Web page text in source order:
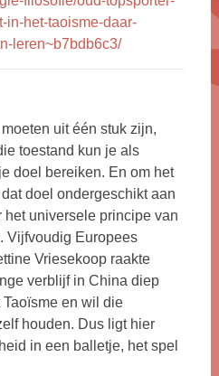
in-het-taoisme-daar-
leren~b7bdb6c3/
uit één stuk zijn,
toestand kun je als
doel bereiken. En om het
doel ondergeschikt aan
universele principe van
Vijfvoudig Europees
Vriesekoop raakte
verblijf in China diep
en wil die
houden. Dus ligt hier
in een balletje, het spel